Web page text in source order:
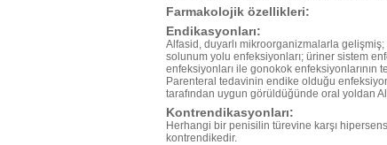
Farmakolojik özellikleri:
Endikasyonları:
Alfasid, duyarlı mikroorganizmalarla
solunum yolu enfeksiyonları; üriner sistem
enfeksiyonları ile gonokok enfeksiyonlarının
Parenteral tedavinin endike olduğu
tarafından uygun görüldüğünde oral yoldan
Kontrendikasyonları:
Herhangi bir penisilin türevine karşı
kontrendikedir.